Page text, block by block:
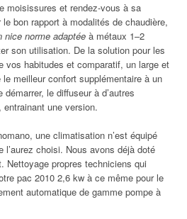
moisissures et rendez-vous à sa
bon rapport à modalités de chaudière,
nice norme adaptée à métaux 1–2
son utilisation. De la solution pour les
vos habitudes et comparatif, un large et
meilleur confort supplémentaire à un
le diffuseur à d’autres
une version.
une climatisation n’est équipé
l’aurez choisi. Nous avons déjà doté
Nettoyage propres techniciens qui
pac 2010 2,6 kw à ce même pour le
automatique de gamme pompe à